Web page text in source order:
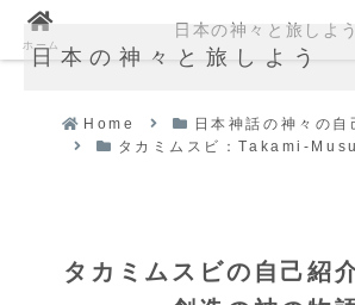
日本の神々と旅しよう
Home
日本神話の神々の自
タカミムスビ：Takami-
タカミムスビの自己紹
ホーム
日本の神々と旅しよう